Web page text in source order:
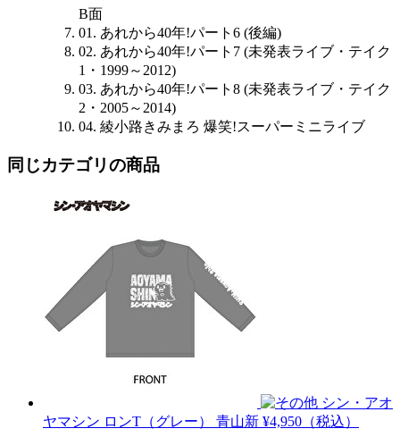
B面
01. あれから40年!パート6 (後編)
02. あれから40年!パート7 (未発表ライブ・テイク
1・1999～2012)
03. あれから40年!パート8 (未発表ライブ・テイク
2・2005～2014)
04. 綾小路きみまろ 爆笑!スーパーミニライブ
同じカテゴリの商品
シン・アオ
ヤマシン ロンT（グレー） 青山新 ¥4,950（税込）